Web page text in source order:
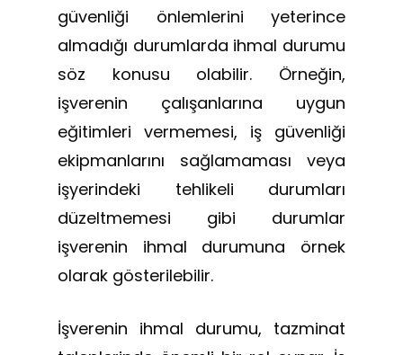
güvenliği önlemlerini yeterince
almadığı durumlarda ihmal durumu
söz konusu olabilir. Örneğin,
işverenin çalışanlarına uygun
eğitimleri vermemesi, iş güvenliği
ekipmanlarını sağlamaması veya
işyerindeki tehlikeli durumları
düzeltmemesi gibi durumlar
işverenin ihmal durumuna örnek
olarak gösterilebilir.
İşverenin ihmal durumu, tazminat